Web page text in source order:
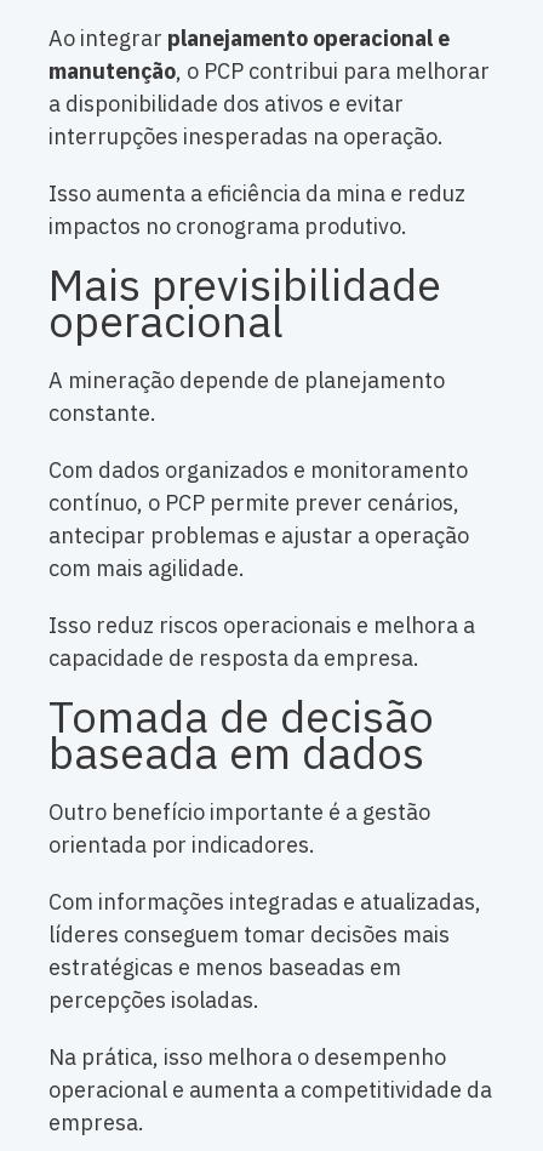
Ao integrar planejamento operacional e
manutenção, o PCP contribui para melhorar
a disponibilidade dos ativos e evitar
interrupções inesperadas na operação.
Isso aumenta a eficiência da mina e reduz
impactos no cronograma produtivo.
Mais previsibilidade
operacional
A mineração depende de planejamento
constante.
Com dados organizados e monitoramento
contínuo, o PCP permite prever cenários,
antecipar problemas e ajustar a operação
com mais agilidade.
Isso reduz riscos operacionais e melhora a
capacidade de resposta da empresa.
Tomada de decisão
baseada em dados
Outro benefício importante é a gestão
orientada por indicadores.
Com informações integradas e atualizadas,
líderes conseguem tomar decisões mais
estratégicas e menos baseadas em
percepções isoladas.
Na prática, isso melhora o desempenho
operacional e aumenta a competitividade da
empresa.